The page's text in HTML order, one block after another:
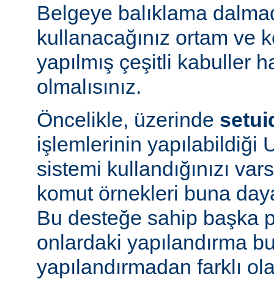
Belgeye balıklama
kullanacağınız ortam ve
yapılmış çeşitli kabuller
olmalısınız.
Öncelikle, üzerinde
işlemlerinin yapılabildiği
sistemi kullandığınızı
komut örnekleri buna
Bu desteğe sahip başka
onlardaki yapılandırma
yapılandırmadan farklı